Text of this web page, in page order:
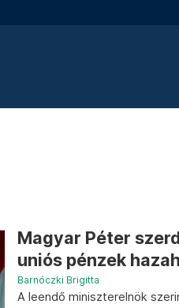
Magyar Péter
uniós pénzek
Barnóczki Brigitta
A leendő miniszterelnök